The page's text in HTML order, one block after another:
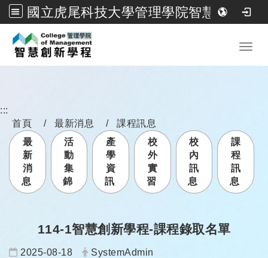
國立虎尾科技大學管理學院智慧創新學程
跳到主要內容
:::
首頁
最新消息
課程訊息
最
新
消
息
活
動
集
錦
產
學
資
訊
校
外
實
習
校
內
訊
息
課
程
訊
息
114-1智慧創新學程-課程錄取名單
日期：
2025-08-18 發布者：
SystemAdmin